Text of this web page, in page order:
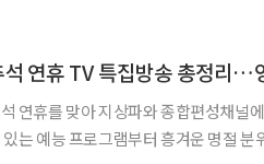
연휴를 맞아 지상파와 종합편성채널에서 다양
있는 예능 프로그램부터 흥겨운 명절